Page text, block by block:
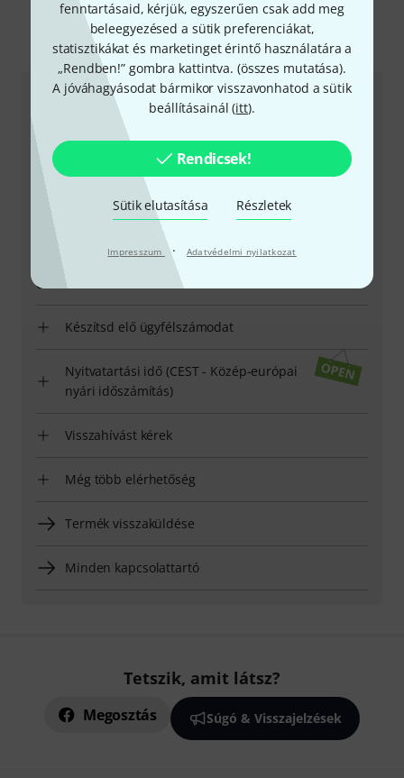
fenntartásaid, kérjük, egyszerűen csak add meg
beleegyezésed a sütik preferenciákat,
statisztikákat és marketinget érintő használatára a
„Rendben!” gombra kattintva. (összes mutatása).
A jóváhagyásodat bármikor visszavonhatod a sütik
beállításainál (itt).
Rendicsek!
Sütik elutasítása Részletek
Impresszum · Adatvédelmi nyilatkozat
Így érhetsz el minket
Ügyfélszolgálat - Magyarország
+49-9546-9223-531
Ügyfélszolgálatunk minden kérdés és észrevétel esetén
örömmel áll rendelkezésedre
Készítsd elő ügyfélszámodat
Nyitvatartási idő (CEST - Közép-európai
nyári időszámítás)
Visszahívást kérek
Még több elérhetőség
Termék visszaküldése
Minden kapcsolattartó
Tetszik, amit látsz?
Megosztás Súgó & Visszajelzések